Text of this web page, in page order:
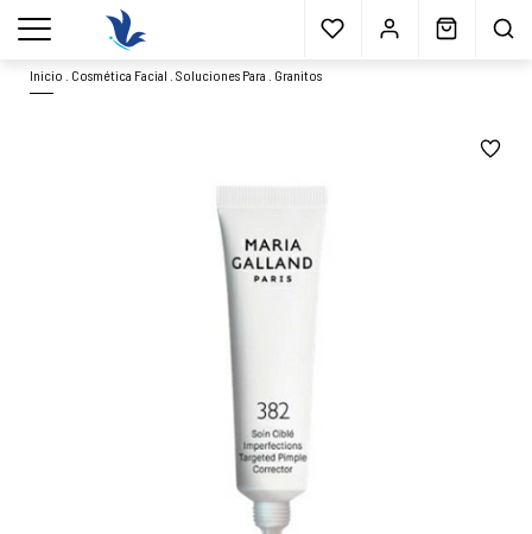
Envío gratisa partir 40€* Muestras gratis Blog
menu
Inicio Cosmética Facial .Soluciones Para Granitos